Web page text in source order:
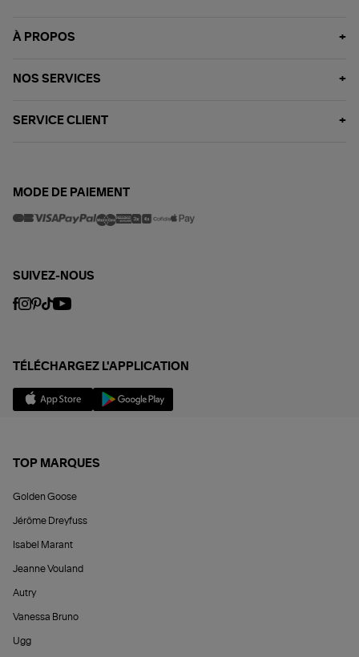
À PROPOS
NOS SERVICES
SERVICE CLIENT
MODE DE PAIEMENT
SUIVEZ-NOUS
TÉLÉCHARGEZ L'APPLICATION
TOP MARQUES
Golden Goose
Jérôme Dreyfuss
Isabel Marant
Jeanne Vouland
Autry
Vanessa Bruno
Ugg